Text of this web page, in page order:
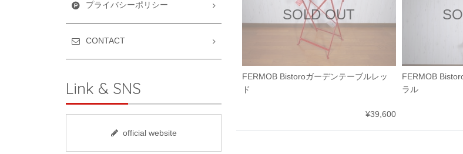
SOLD OUT
FERMOB Bistoroガーデンテーブルレッ
ド
¥39,600
FERMOB
ラル
プライバシーポリシー
CONTACT
Link & SNS
official website